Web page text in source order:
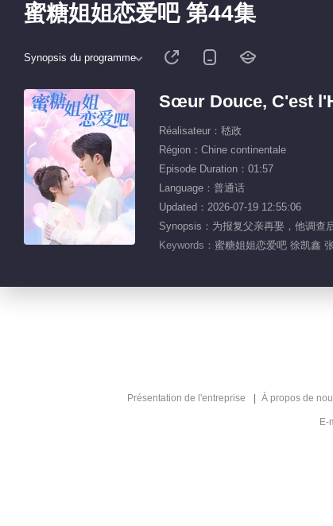
蜜糖姐姐恋爱吧 第44集
Synopsis du programme
Sœur Douce, C'est
Réalisateur：嵇政
Région：Chine continentale
Episode Duration：01:57
Language：普通话
Updated：2026-07-19 12:55:06
Synopsis：为报复父亲再娶，他调查
Keywords： 蜜糖姐姐恋爱吧 徐凯鑫
Présentation de l'entreprise À propos de
E-